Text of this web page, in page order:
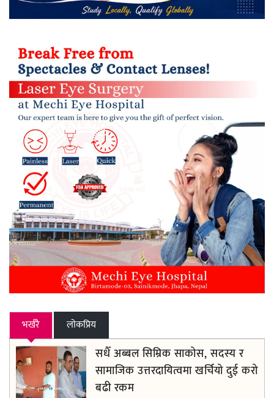
भर्खरै लाेकप्रिय
सधैँ अब्बल सिम्रिक साकोस, सदस्य र
सामाजिक उत्तरदायित्वमा खर्चियो दुई करोड
बढी रकम